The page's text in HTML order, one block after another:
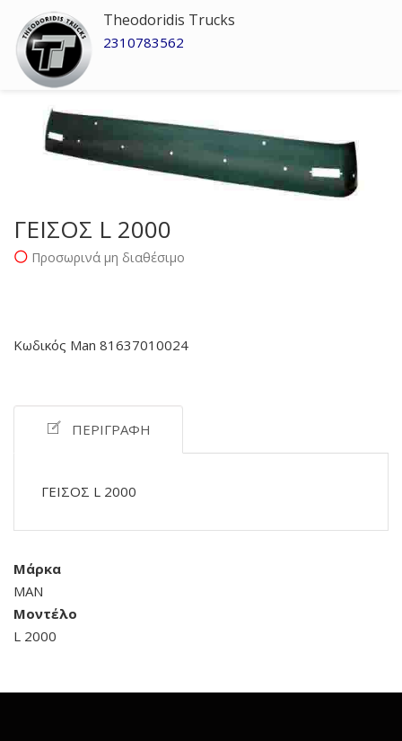
Theodoridis Trucks
2310783562
ΓΕΙΣΟΣ L 2000
Προσωρινά μη διαθέσιμο
Κωδικός Man 81637010024
ΠΕΡΙΓΡΑΦΉ
ΓΕΙΣΟΣ L 2000
Μάρκα
MAN
Μοντέλο
L 2000